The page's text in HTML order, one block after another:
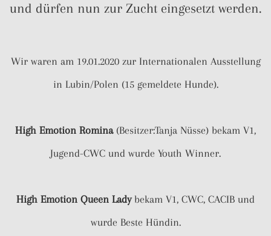
und dürfen nun zur Zucht eingesetzt werden.
Wir waren am 19.01.2020 zur Internationalen Ausstellung
in Lubin/Polen (15 gemeldete Hunde).
High Emotion Romina(Besitzer:Tanja Nüsse) bekam V1,
Jugend-CWC und wurde Youth Winner.
High Emotion Queen Ladybekam V1, CWC, CACIB und
wurde Beste Hündin.